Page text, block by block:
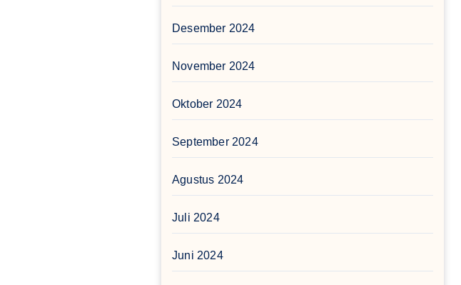
Desember 2024
November 2024
Oktober 2024
September 2024
Agustus 2024
Juli 2024
Juni 2024